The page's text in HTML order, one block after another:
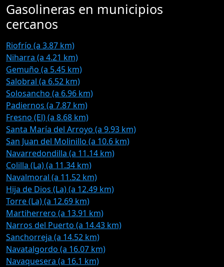
Gasolineras en municipios
cercanos
Riofrío (a 3.87 km)
Niharra (a 4.21 km)
Gemuño (a 5.45 km)
Salobral (a 6.52 km)
Solosancho (a 6.96 km)
Padiernos (a 7.87 km)
Fresno (El) (a 8.68 km)
Santa María del Arroyo (a 9.93 km)
San Juan del Molinillo (a 10.6 km)
Navarredondilla (a 11.14 km)
Colilla (La) (a 11.34 km)
Navalmoral (a 11.52 km)
Hija de Dios (La) (a 12.49 km)
Torre (La) (a 12.69 km)
Martiherrero (a 13.91 km)
Narros del Puerto (a 14.43 km)
Sanchorreja (a 14.52 km)
Navatalgordo (a 16.07 km)
Navaquesera (a 16.1 km)